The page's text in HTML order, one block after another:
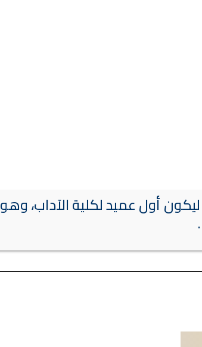
عام 1982 في فترتين متتاليتين ليكون أول عميد لكلية الآداب، وهو